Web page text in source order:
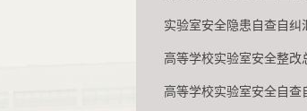
实验室安全隐患自查自纠
高等学校实验室安全整改
高等学校实验室安全自查